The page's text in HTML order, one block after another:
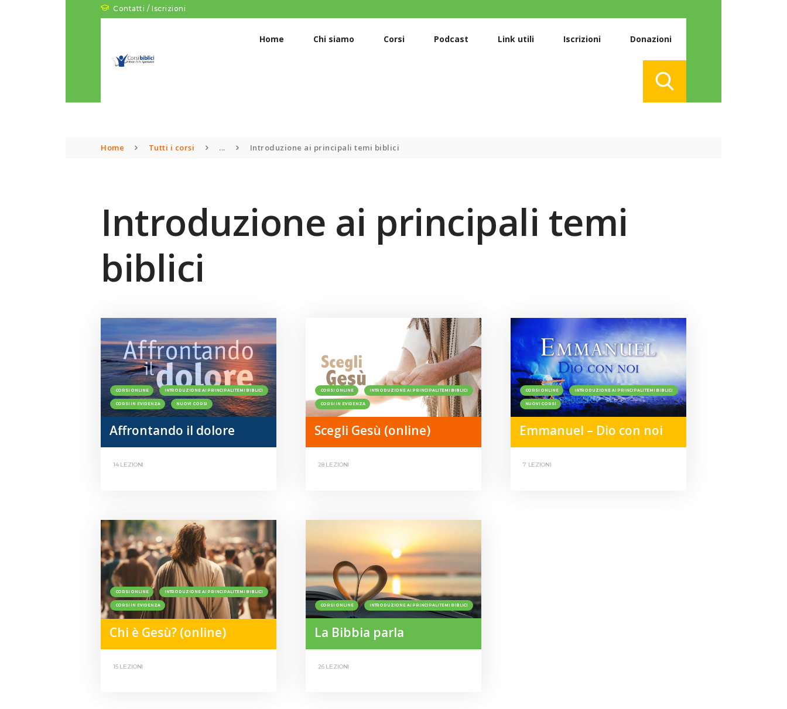
Contatti / Iscrizioni
Home Chi siamo Corsi Podcast Link utili Iscrizioni Donazioni
Home Tutti i corsi ... Introduzione ai principali temi biblici
Introduzione ai principali temi
biblici
HOME
CHI SIAMO
ISCRIZIONI
CORSI ONLINE INTRODUZIONE AI PRINCIPALI TEMI BIBLICI
CORSI IN EVIDENZA NUOVI CORSI
Affrontando il dolore
14 LEZIONI
CORSI ONLINE INTRODUZIONE AI PRINCIPALI TEMI BIBLICI
CORSI IN EVIDENZA
Scegli Gesù (online)
28 LEZIONI
CORSI ONLINE INTRODUZIONE AI PRINCIPALI TEMI BIBLICI
NUOVI CORSI
Emmanuel – Dio con noi
7 LEZIONI
CORSI ONLINE INTRODUZIONE AI PRINCIPALI TEMI BIBLICI
CORSI IN EVIDENZA
Chi è Gesù? (online)
15 LEZIONI
CORSI ONLINE INTRODUZIONE AI PRINCIPALI TEMI BIBLICI
La Bibbia parla
26 LEZIONI